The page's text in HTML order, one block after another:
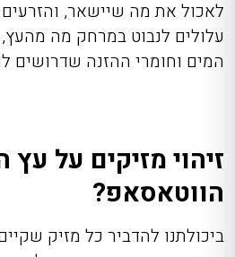
לאכול את מה שיישאר,
עלולים לנבוט במרחק מה
המים וחומרי ההזנה שדרושים
זיהוי מזיקים על עץ
הווטאסאפ?
ביכולתנו להדביר כל מזיק